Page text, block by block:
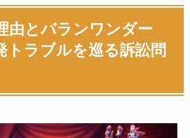
由とバランワンダー
トラブルを巡る訴訟問